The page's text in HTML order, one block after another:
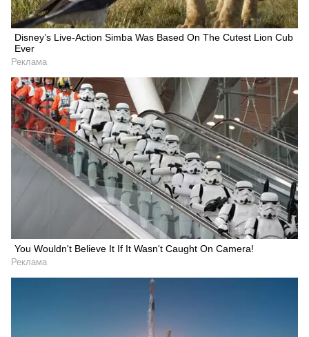
Disney’s Live-Action Simba Was Based On The Cutest Lion Cub
Ever
Реклама
You Wouldn't Believe It If It Wasn't Caught On Camera!
Реклама